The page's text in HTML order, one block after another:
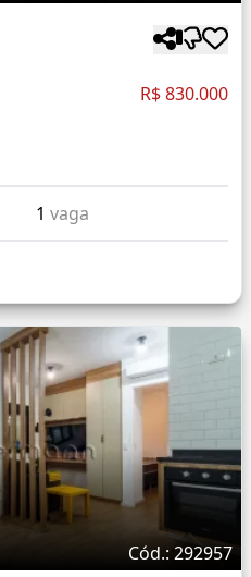
R$ 830.000
1vaga
Cód.: 292957